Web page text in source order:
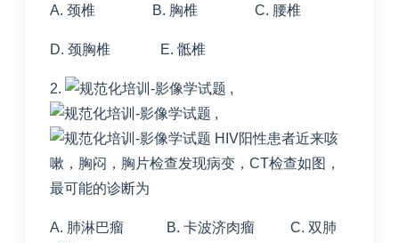
A. 颈椎 B. 胸椎 C. 腰椎
D. 颈胸椎 E. 骶椎
2.
,
,
HIV阳性患者近来咳
嗽，胸闷，胸片检查发现病变，CT检查如图，
最可能的诊断为
A. 肺淋巴瘤 B. 卡波济肉瘤 C. 双肺